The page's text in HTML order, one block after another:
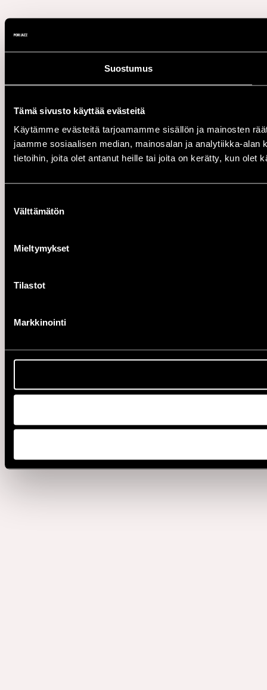
Suostumus
Tämä sivusto käyttää evästeitä
Käytämme evästeitä tarjoamamme sisällön ja mainosten
jaamme sosiaalisen median, mainosalan ja analytiikka-
tietoihin, joita olet antanut heille tai joita on kerätty, kun olet
valinta
Välttämätön
Mieltymykset
Tilastot
Markkinointi